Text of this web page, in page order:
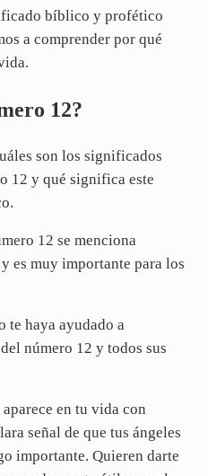
bíblico y profético
a comprender por qué
12?
son los significados
12 y qué significa este
12 se menciona
es muy importante para los
te haya ayudado a
número 12 y todos sus
en tu vida con
señal de que tus ángeles
importante. Quieren darte